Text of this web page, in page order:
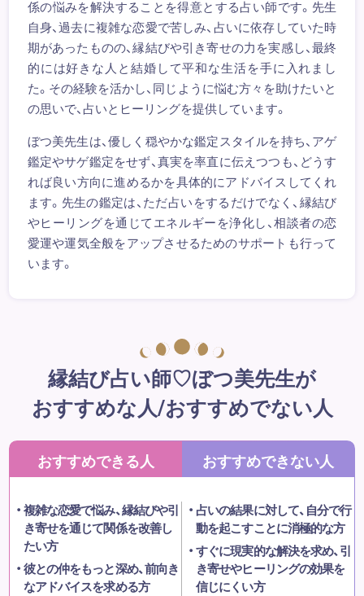
係の悩みを解決することを得意とする占い師です。先生
自身、過去に複雑な恋愛で苦しみ、占いに依存していた時
期があったものの、縁結びや引き寄せの力を実感し、最終
的には好きな人と結婚して平和な生活を手に入れまし
た。その経験を活かし、同じように悩む方々を助けたいと
の思いで、占いとヒーリングを提供しています。
ぼつ美先生は、優しく穏やかな鑑定スタイルを持ち、アゲ
鑑定やサゲ鑑定をせず、真実を率直に伝えつつも、どうす
れば良い方向に進めるかを具体的にアドバイスしてくれ
ます。先生の鑑定は、ただ占いをするだけでなく、縁結び
やヒーリングを通じてエネルギーを浄化し、相談者の恋
愛運や運気全般をアップさせるためのサポートも行って
います。
縁結び占い師♡ぼつ美先生が
おすすめな人/おすすめでない人
おすすめできる人
複雑な恋愛で悩み、縁結びや引
き寄せを通じて関係を改善し
たい方
彼との仲をもっと深め、前向き
なアドバイスを求める方
おすすめできない人
占いの結果に対して、自分で行
動を起こすことに消極的な方
すぐに現実的な解決を求め、引
き寄せやヒーリングの効果を
信じにくい方